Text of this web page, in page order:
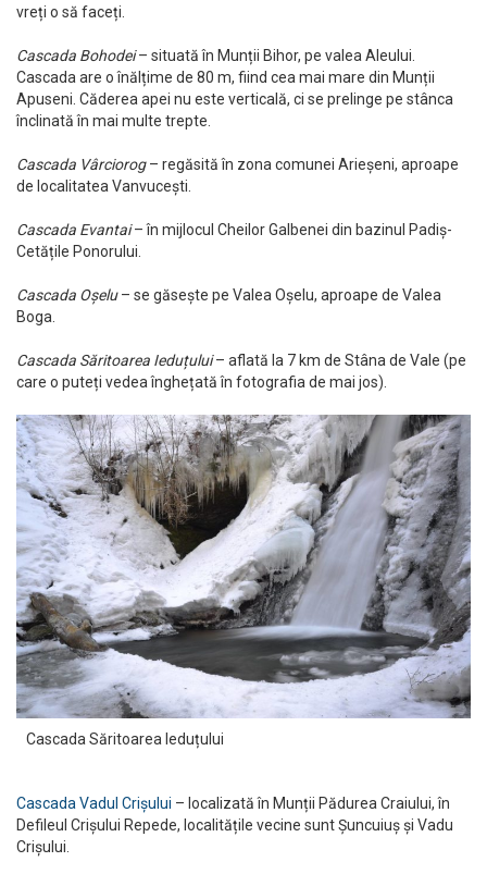
vreți o să faceți.
Cascada Bohodei– situată în Munții Bihor, pe valea Aleului.
Cascada are o înălțime de 80 m, fiind cea mai mare din Munții
Apuseni. Căderea apei nu este verticală, ci se prelinge pe stânca
înclinată în mai multe trepte.
Cascada Vârciorog– regăsită în zona comunei Arieșeni, aproape
de localitatea Vanvucești.
Cascada Evantai– în mijlocul Cheilor Galbenei din bazinul Padiș-
Cetățile Ponorului.
Cascada Oșelu– se găsește pe Valea Oșelu, aproape de Valea
Boga.
Cascada Săritoarea Ieduțului– aflată la 7 km de Stâna de Vale (pe
care o puteți vedea înghețată în fotografia de mai jos).
Cascada Săritoarea Ieduțului
Cascada Vadul Crișului – localizată în Munții Pădurea Craiului, în
Defileul Crișului Repede, localitățile vecine sunt Șuncuiuș și Vadu
Crișului.